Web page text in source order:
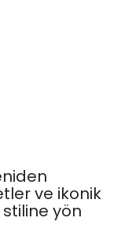
ve ikonik
yön